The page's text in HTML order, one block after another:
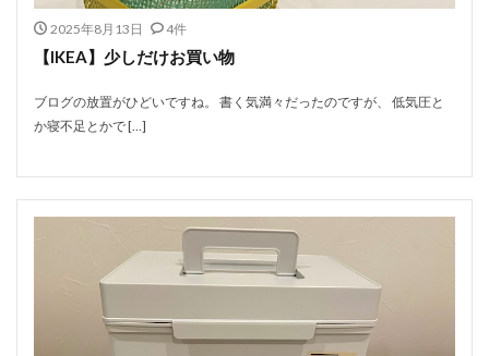
2025年8月13日 4件
【IKEA】少しだけお買い物
ブログの放置がひどいですね。 書く気満々だったのですが、 低気圧と
か寝不足とかで […]